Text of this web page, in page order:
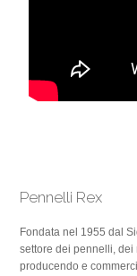
Pennelli Rex
Fondata nel 1955 dal
settore dei pennelli,
producendo e